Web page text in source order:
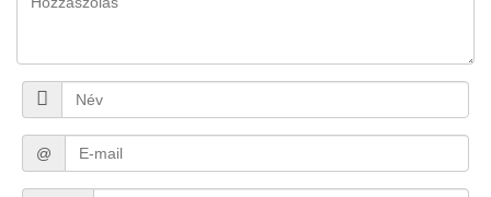
@